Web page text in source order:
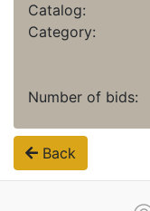
Catalog:
Category:
Number of bids:
Back